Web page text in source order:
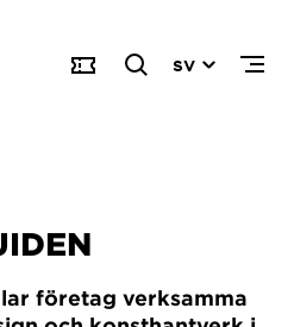
SV
företag verksamma